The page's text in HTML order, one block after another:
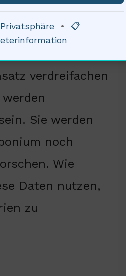
Wissen über
Der LHC wird
verdreifachen
Sie werden
noch
Wie
Daten nutzen,
zu
• 📋